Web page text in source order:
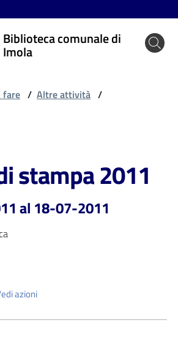
Biblioteca comunale di
Imola
fare / Altre attività /
stampa 2011
al 18-07-2011
azioni